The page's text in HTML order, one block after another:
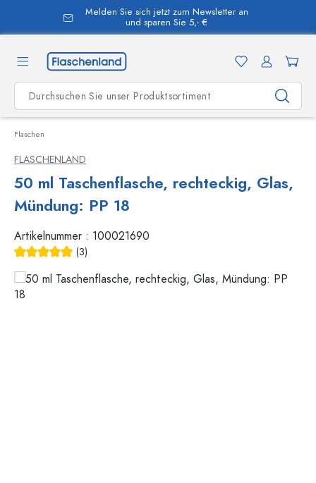
springen
Melden Sie sich jetzt zum Newsletter an
und sparen Sie 5,- €
Flaschen
FLASCHENLAND
50 ml Taschenflasche, rechteckig, Glas,
Mündung: PP 18
Artikelnummer : 100021690
(3)